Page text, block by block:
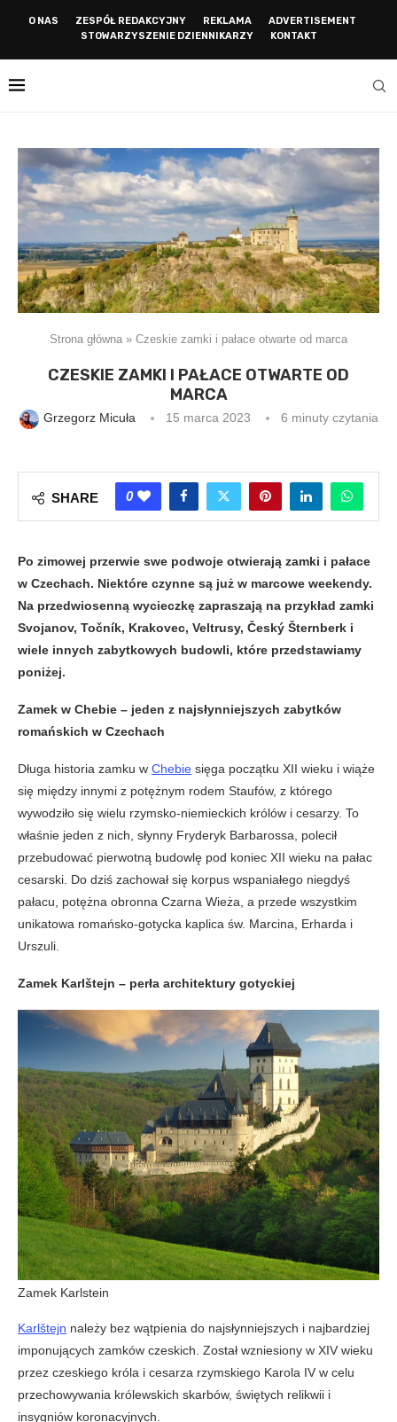
O NAS ZESPÓŁ REDAKCYJNY REKLAMA
ADVERTISEMENT
STOWARZYSZENIE DZIENNIKARZY
KONTAKT
Strona główna » Czeskie zamki i pałace otwarte od marca
CZESKIE ZAMKI I PAŁACE OTWARTE OD
MARCA
Grzegorz Micuła 15 marca 2023 6 minuty czytania
SHARE 0
Po zimowej przerwie swe podwoje otwierają zamki i pałace
w Czechach. Niektóre czynne są już w marcowe weekendy.
Na przedwiosenną wycieczkę zapraszają na przykład zamki
Svojanov, Točník, Krakovec, Veltrusy, Český Šternberk i
wiele innych zabytkowych budowli, które przedstawiamy
poniżej.
Zamek w Chebie – jeden z najsłynniejszych zabytków
romańskich w Czechach
Długa historia zamku w Chebie sięga początku XII wieku i wiąże
się między innymi z potężnym rodem Staufów, z którego
wywodziło się wielu rzymsko-niemieckich królów i cesarzy. To
właśnie jeden z nich, słynny Fryderyk Barbarossa, polecił
przebudować pierwotną budowlę pod koniec XII wieku na pałac
cesarski. Do dziś zachował się korpus wspaniałego niegdyś
pałacu, potężna obronna Czarna Wieża, a przede wszystkim
unikatowa romańsko-gotycka kaplica św. Marcina, Erharda i
Urszuli.
Zamek Karlštejn – perła architektury gotyckiej
Zamek Karlstein
Karlštejn należy bez wątpienia do najsłynniejszych i najbardziej
imponujących zamków czeskich. Został wzniesiony w XIV wieku
przez czeskiego króla i cesarza rzymskiego Karola IV w celu
przechowywania królewskich skarbów, świętych relikwii i
insygniów koronacyjnych.